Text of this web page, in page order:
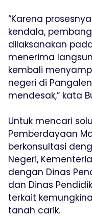
“Karena
kendala,
dilaksanakan
menerima
kembali
negeri di
mendesak,” kata
Untuk mencari
Pemberdayaan
berkonsultasi
Negeri,
dengan Dinas
dan Dinas
terkait
tanah carik.